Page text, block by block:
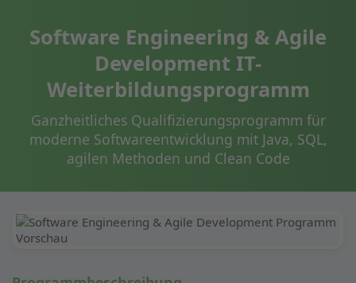
Software Engineering & Agile
Development IT-
Weiterbildungsprogramm
Ganzheitliches Qualifizierungsprogramm für
moderne Softwareentwicklung mit Java, SQL,
agilen Methoden und Clean Code